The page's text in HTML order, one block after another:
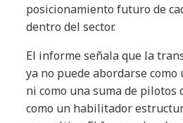
posicionamiento futuro de
dentro del sector.
El informe señala que la
ya no puede abordarse
ni como una suma de pilotos
como un habilitador